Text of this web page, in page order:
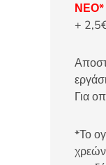
ΝΕΟ*
+
Για
*Το